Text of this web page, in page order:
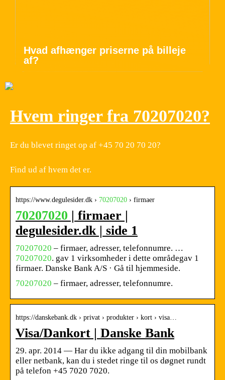
Hvad afhænger priserne på billeje
af?
Hvem ringer fra 70207020?
Er du blevet ringet op af +45 70 20 70 20?
Find ud af hvem det er.
https://www.degulesider.dk › 70207020 › firmaer
70207020 | firmaer |
degulesider.dk | side 1
70207020 – firmaer, adresser, telefonnumre. …
70207020. gav 1 virksomheder i dette områdegav 1
firmaer. Danske Bank A/S · Gå til hjemmeside.
70207020 – firmaer, adresser, telefonnumre.
https://danskebank.dk › privat › produkter › kort › visa…
Visa/Dankort | Danske Bank
29. apr. 2014 — Har du ikke adgang til din mobilbank
eller netbank, kan du i stedet ringe til os døgnet rundt
på telefon +45 7020 7020.